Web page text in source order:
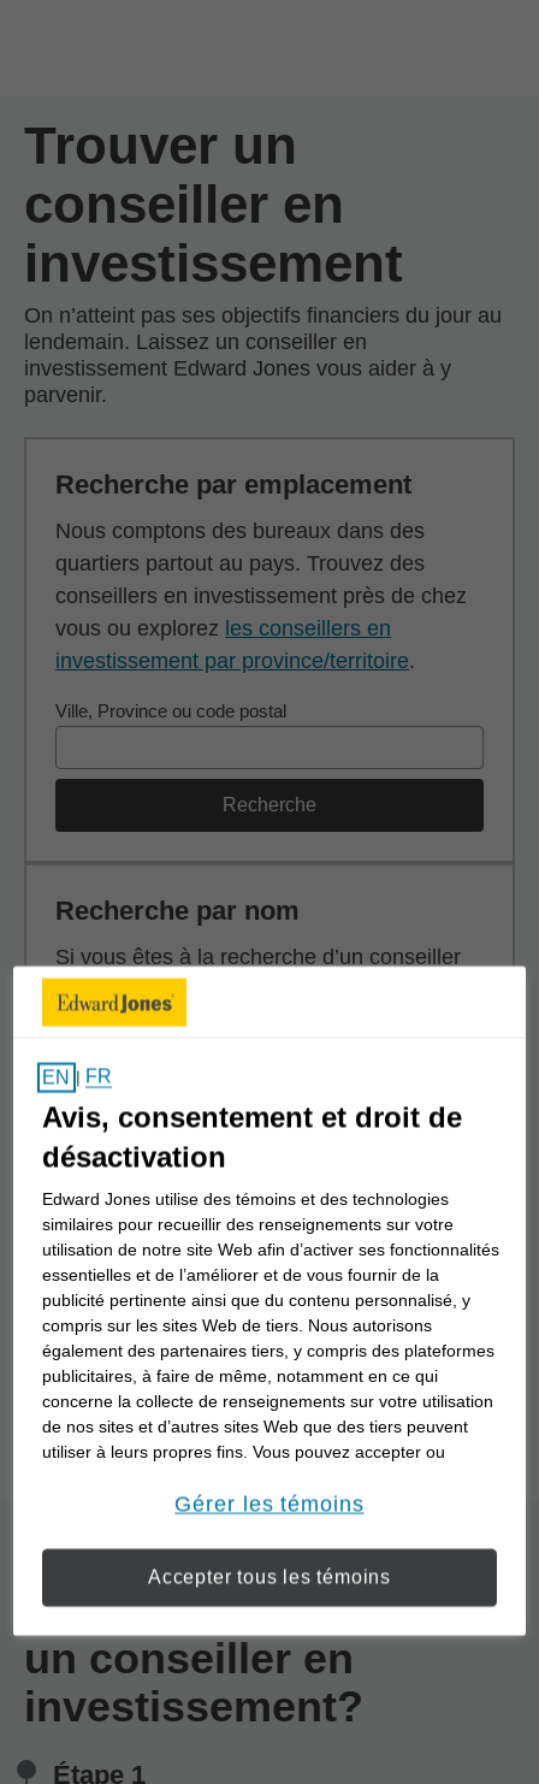
Trouver un
conseiller en
investissement
On n’atteint pas ses objectifs financiers du jour au
lendemain. Laissez un conseiller en
investissement Edward Jones vous aider à y
parvenir.
Recherche par emplacement
Nous comptons des bureaux dans des
quartiers partout au pays. Trouvez des
conseillers en investissement près de chez
vous ou explorez les conseillers en
investissement par province/territoire.
Ville, Province ou code postal
Recherche
Recherche par nom
Si vous êtes à la recherche d’un conseiller
en investissement en particulier, effectuez
une recherche par nom (prénom, nom de
Nom du conseiller en investissement
Recherche
Vous ne savez pas comment travailler avec un
conseiller en investissement? Comprenez mieux
vos objectifs financiers particuliers et la façon dont
un conseiller en investissement peut travailler avec
vous pour les atteindre grâce à notre questionnaire
« Point de départ ».
Quel est le processus
d’un partenariat avec
un conseiller en
investissement?
Étape 1
EN | FR
Avis, consentement et droit de
désactivation
Edward Jones utilise des témoins et des technologies
similaires pour recueillir des renseignements sur votre
utilisation de notre site Web afin d’activer ses fonctionnalités
essentielles et de l’améliorer et de vous fournir de la
publicité pertinente ainsi que du contenu personnalisé, y
compris sur les sites Web de tiers. Nous autorisons
également des partenaires tiers, y compris des plateformes
publicitaires, à faire de même, notamment en ce qui
concerne la collecte de renseignements sur votre utilisation
de nos sites et d’autres sites Web que des tiers peuvent
utiliser à leurs propres fins. Vous pouvez accepter ou
Pour en savoir plus sur la façon dont nous utilisons les
veuillez consulter notreDéclaration de confidentialité de
l’information transmise en ligne opens in a new window
.
Gérer les témoins
Accepter tous les témoins